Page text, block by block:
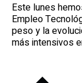
Este lunes
Empleo
peso y la
más intensivos